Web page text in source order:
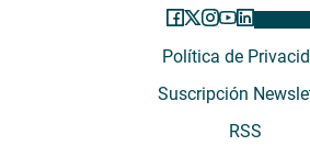
Política de
Suscripción
RSS